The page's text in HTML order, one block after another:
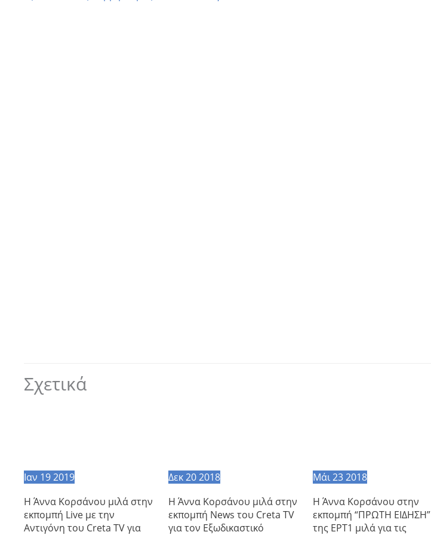
Σχετικά
Ιαν 192019
Η Άννα Κορσάνου μιλά στην
εκπομπή Live με την
Αντιγόνη του Creta TV για
Δεκ202018
Η Άννα Κορσάνου μιλά στην
εκπομπή News του Creta TV
για τον Εξωδικαστικό
Μάι 23 2018
Η Άννα Κορσάνου στην
εκπομπή “ΠΡΩΤΗ ΕΙΔΗΣΗ”
της ΕΡΤ1 μιλά για τις